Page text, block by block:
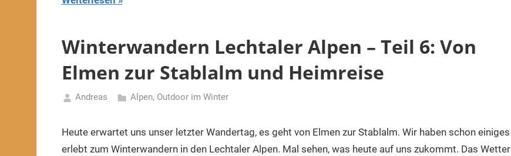
Winterwandern Lechtaler Alpen – Teil 6: Von
Elmen zur Stablalm und Heimreise
Januar
2022
Andreas Alpen, Outdoor im Winter
Heute erwartet uns unser letzter Wandertag, es geht von Elmen zur Stablalm. Wir haben schon einiges
erlebt zum Winterwandern in den Lechtaler Alpen. Mal sehen, was heute auf uns zukommt. Das Wetter